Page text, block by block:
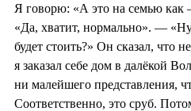
Я говорю: «А это на семью
«Да, хватит, нормально». —
будет стоить?» Он сказал, что
я заказал себе дом в далёкой
ни малейшего представления,
Соответственно, это сруб.